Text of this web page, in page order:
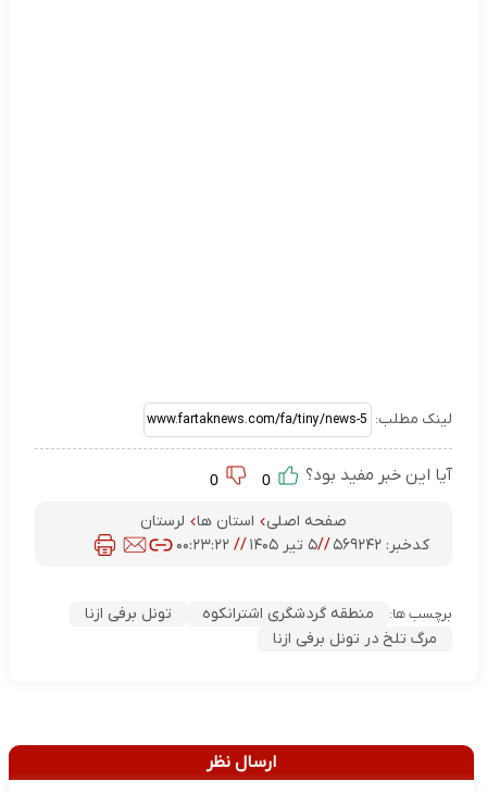
لینک مطلب:
آیا این خبر مفید بود؟
صفحه اصلی استان ها
لرستان
کدخبر:۵۶۹۲۴۲ //۵ تیر ۱۴۰۵ //۰۰:۲۳:۲۲
برچسب ها: منطقه گردشگری اشترانکوه
تونل برفی ازنا
مرگ تلخ در تونل برفی ازنا
ارسال نظر